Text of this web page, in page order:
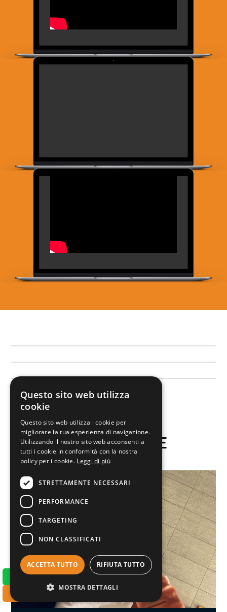
DICONO DI ME
​​​ Whatsapp
​​​ Chiama
Questo sito web utilizza
cookie
Questo sito web utilizza i cookie per
migliorare la tua esperienza di navigazione.
Utilizzando il nostro sito web acconsenti a
tutti i cookie in conformità con la nostra
policy per i cookie. Leggi di più
STRETTAMENTE NECESSARI
PERFORMANCE
TARGETING
NON CLASSIFICATI
ACCETTA TUTTO RIFIUTA TUTTO
MOSTRA DETTAGLI